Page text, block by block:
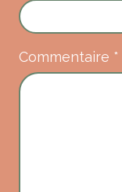
Commentaire *